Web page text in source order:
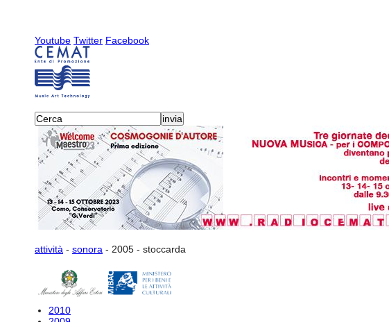
Youtube Twitter Facebook
attività - sonora - 2005 - stoccarda
2010